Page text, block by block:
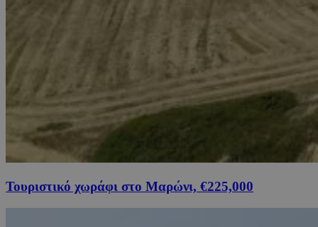
Τουριστικό χωράφι στο Μαρώνι, €225,000